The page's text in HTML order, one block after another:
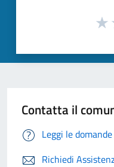
Contatta il
Leggi le
Richiedi